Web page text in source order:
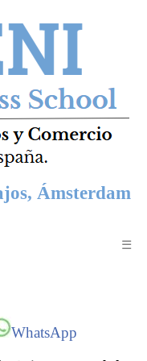
Ámsterdam
☰
WhatsApp